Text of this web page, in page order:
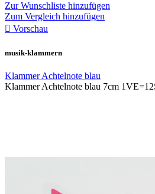
Zur Wunschliste hinzufügen
Zum Vergleich hinzufügen
 Vorschau
musik-klammern
Klammer Achtelnote blau
Klammer Achtelnote blau 7cm